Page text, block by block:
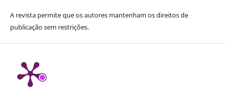
A revista permite que os autores mantenham os direitos de
publicação sem restrições.